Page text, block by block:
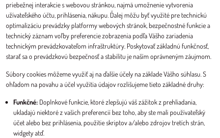
priebežnej interakcie s webovou stránkou, najmä umožnenie vytvorenia
užívateľského účtu, prihlásenia, nákupu. Ďalej môžu byť využité pre technickú
optimalizáciu prevádzky platformy webových stránok, bezpečnostné funkcie a
technický záznam voľby preferencie zobrazenia podľa Vášho zariadenia
technickým prevádzkovateľom infraštruktúry. Poskytovať základnú funkčnosť,
starať sa o prevádzkovú bezpečnosť a stabilitu je naším oprávneným záujmom.
Súbory cookies môžeme využiť aj na ďalšie účely na základe Vášho súhlasu. S
ohľadom na povahu a účel využitia údajov rozlišujeme tieto základné druhy:
Funkčné: Doplnkové funkcie, ktoré zlepšujú váš zážitok z prehliadania,
ukladajú niektoré z vašich preferencií bez toho, aby ste mali používateľský
účet alebo bez prihlásenia, použitie skriptov a/alebo zdrojov tretích strán,
widgety atď.